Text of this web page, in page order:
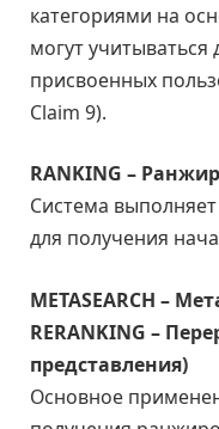
категориями на
могут учитываться
присвоенных
Claim 9).
RANKING –
Система
для получения
METASEARCH –
RERANKING –
представления)
Основное